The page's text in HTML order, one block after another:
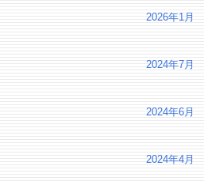
2026年1月
2024年7月
2024年6月
2024年4月